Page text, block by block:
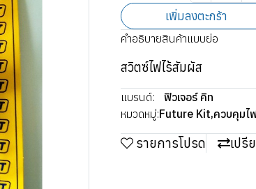
เพิ่มลงตะกร้า
คำอธิบายสินค้าแบบย่อ
สวิตซ์ไฟไร้สัมผัส
แบรนด์:
ฟิวเจอร์ คิท
หมวดหมู่:Future Kit,ควบคุมไ
รายการโปรด เปรี